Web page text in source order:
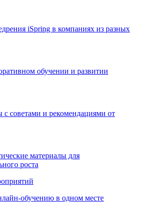
iSpring в компаниях из разных
обучении и развитии
советами и рекомендациями от
материалы для
роста
обучению в одном месте